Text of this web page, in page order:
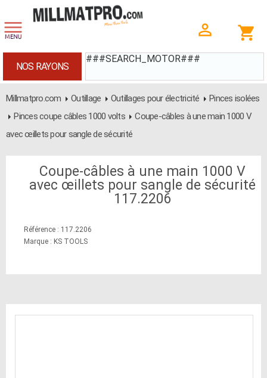
###SEARCH_MOTOR###
NOS RAYONS
Millmatpro.com Outillage Outillages pour électricité
Pinces isolées
Pinces coupe câbles 1000 volts
Coupe-câbles à une main 1000 V
avec œillets pour sangle de sécurité
Coupe-câbles à une main 1000 V
avec œillets pour sangle de sécurité
117.2206
Référence : 117.2206
Marque : KS TOOLS